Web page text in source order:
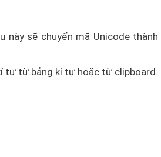
này sẽ chuyển mã Unicode
tự từ bảng kí tự hoặc từ clipboard.